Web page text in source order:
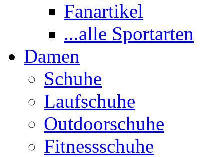
Fanartikel
...alle Sportarten
Damen
Schuhe
Laufschuhe
Outdoorschuhe
Fitnessschuhe